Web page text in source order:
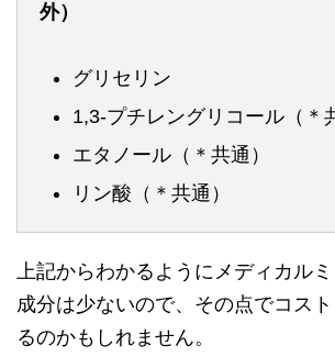
外）
グリセリン
1,3-プチレングリコール（＊
エタノール（＊共通）
リン酸（＊共通）
上記からわかるようにメディカル
成分は少ないので、その点でコス
るのかもしれません。